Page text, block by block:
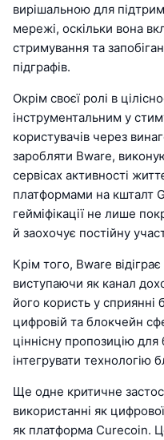
вирішальною для
мережі, оскільки вона
стримування та
підграфів.
Окрім своєї ролі в
інструментальним у
користувачів через
заробляти Bware,
сервісах активності
платформами на кшталт
гейміфікації не лише
й заохочує постійну
Крім того, Bware
виступаючи як канал
його користь у сприянні
цифровій та блокчейн
ціннісну пропозицію для
інтегрувати технологію
Ще одне критичне
використанні як
як платформа Curecoin.